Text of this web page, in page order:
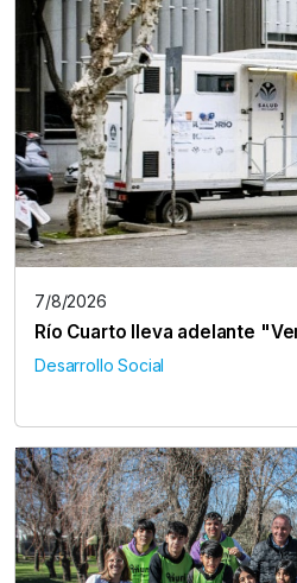
7/8/2026
Río Cuarto lleva adelante
Desarrollo Social